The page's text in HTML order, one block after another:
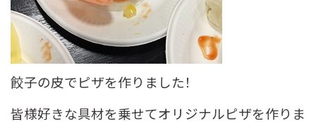
餃子の皮でピザを作りました！
皆様好きな具材を乗せてオリジナルピザを作りま